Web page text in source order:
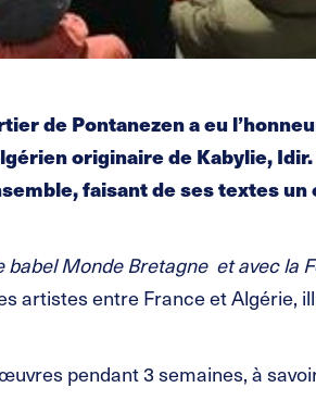
de Pontanezen a eu
originaire de Kabylie,
faisant de ses textes
babel Monde Bretagne et avec la
artistes entre France et Algérie,
pendant 3 semaines, à